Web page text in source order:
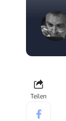
Teilen